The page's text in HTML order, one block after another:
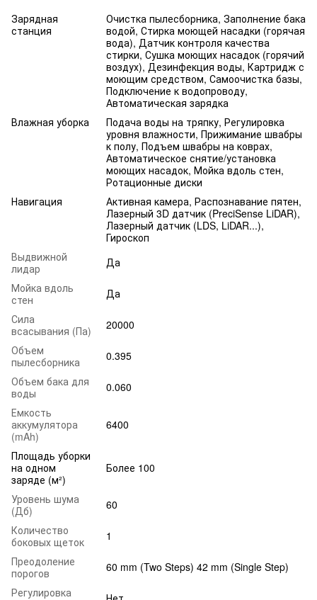
Зарядная
станция
Очистка пылесборника, Заполнение бака
водой, Стирка моющей насадки (горячая
вода), Датчик контроля качества
стирки, Сушка моющих насадок (горячий
воздух), Дезинфекция воды, Картридж с
моющим средством, Самоочистка базы,
Подключение к водопроводу,
Автоматическая зарядка
Влажная уборка
Подача воды на тряпку, Регулировка
уровня влажности, Прижимание швабры
к полу, Подъем швабры на коврах,
Автоматическое снятие/установка
моющих насадок, Мойка вдоль стен,
Ротационные диски
Навигация
Активная камера, Распознавание пятен,
Лазерный 3D датчик (PreciSense LiDAR),
Лазерный датчик (LDS, LiDAR...),
Гироскоп
Выдвижной
лидар
Да
Мойка вдоль
стен
Да
Сила
всасывания (Па)
20000
Объем
пылесборника
0.395
Объем бака для
воды
0.060
Емкость
аккумулятора
(mAh)
6400
Площадь уборки
на одном
заряде (м²)
Более 100
Уровень шума
(Дб)
60
Количество
боковых щеток
1
Преодоление
порогов
60 mm (Two Steps) 42 mm (Single Step)
Регулировка